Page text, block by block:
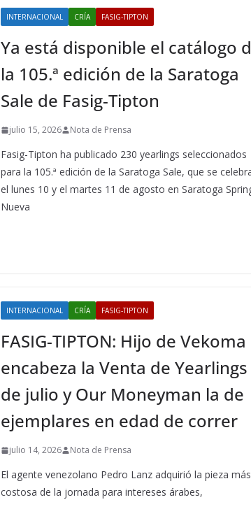
INTERNACIONAL CRÍA FASIG-TIPTON
Ya está disponible el catálogo
la 105.ª edición de la Saratoga
Sale de Fasig-Tipton
julio 15, 2026 Nota de Prensa
Fasig-Tipton ha publicado 230 yearlings seleccionados
para la 105.ª edición de la Saratoga Sale, que se
el lunes 10 y el martes 11 de agosto en Saratoga
Nueva
INTERNACIONAL CRÍA FASIG-TIPTON
FASIG-TIPTON: Hijo de Vekoma
encabeza la Venta de Yearlings
de julio y Our Moneyman la de
ejemplares en edad de correr
julio 14, 2026 Nota de Prensa
El agente venezolano Pedro Lanz adquirió la pieza más
costosa de la jornada para intereses árabes,